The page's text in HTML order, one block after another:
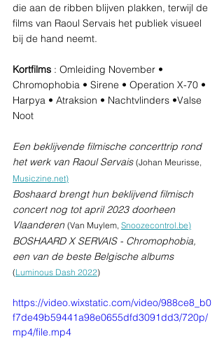
die aan de ribben blijven plakken, terwijl de
films van Raoul Servais het publiek visueel
bij de hand neemt.
Kortfilms : Omleiding November •
Chromophobia • Sirene • Operation X-70 •
Harpya • Atraksion • Nachtvlinders •Valse
Noot
Een beklijvende filmische concerttrip rond
het werk van Raoul Servais (Johan Meurisse,
Musiczine.net)
Boshaard brengt hun beklijvend filmisch
concert nog tot april 2023 doorheen
Vlaanderen (Van Muylem, Snoozecontrol.be)
BOSHAARD X SERVAIS - Chromophobia,
een van de beste Belgische albums
(Luminous Dash 2022)
https://video.wixstatic.com/video/988ce8_b0
f7de49b59441a98e0655dfd3091dd3/720p/
mp4/file.mp4